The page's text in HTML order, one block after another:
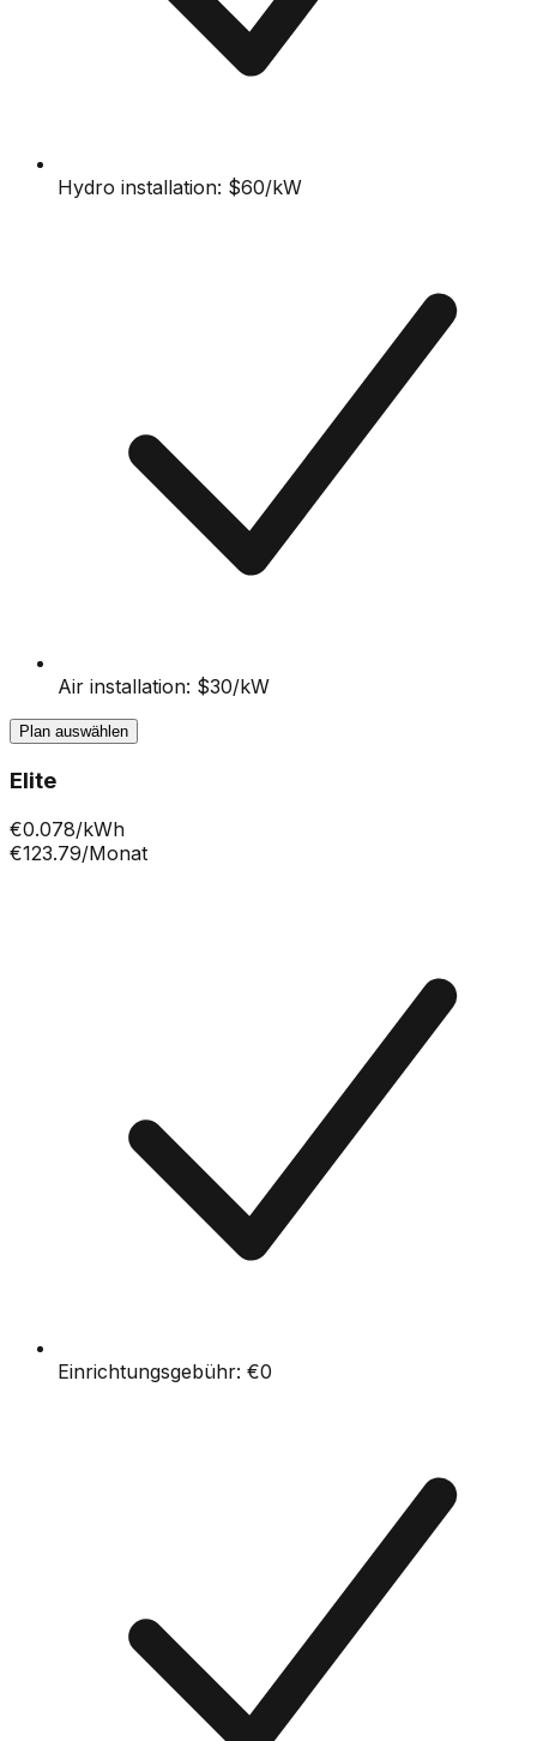
Hydro installation: $60/kW
Air installation: $30/kW
Plan auswählen
Elite
€0.078/kWh
€123.79/Monat
Einrichtungsgebühr: €0